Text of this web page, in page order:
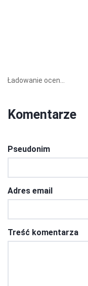
Ładowanie ocen...
Komentarze
Pseudonim
Adres email
Treść komentarza